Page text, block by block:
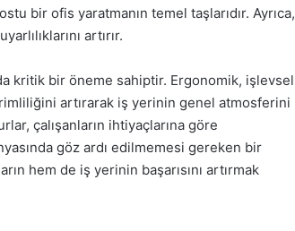
bir ofis yaratmanın temel taşlarıdır. Ayrıca,
artırır.
kritik bir öneme sahiptir. Ergonomik, işlevsel
artırarak iş yerinin genel atmosferini
çalışanların ihtiyaçlarına göre
göz ardı edilmemesi gereken bir
hem de iş yerinin başarısını artırmak